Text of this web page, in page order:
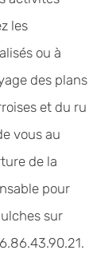
les
ou à
des plans
et du ru
vous au
de la
pour
sur